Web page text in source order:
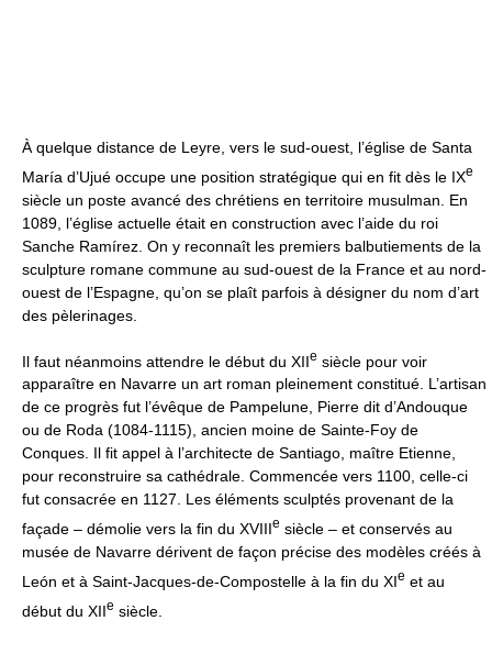
À quelque distance de Leyre, vers le sud-ouest, l’église de Santa
María d’Ujué occupe une position stratégique qui en fit dès le IXe
siècle un poste avancé des chrétiens en territoire musulman. En
1089, l’église actuelle était en construction avec l’aide du roi
Sanche Ramírez. On y reconnaît les premiers balbutiements de la
sculpture romane commune au sud-ouest de la France et au nord-
ouest de l’Espagne, qu’on se plaît parfois à désigner du nom d’art
des pèlerinages.
Il faut néanmoins attendre le début du XIIe siècle pour voir
apparaître en Navarre un art roman pleinement constitué. L’artisan
de ce progrès fut l’évêque de Pampelune, Pierre dit d’Andouque
ou de Roda (1084-1115), ancien moine de Sainte-Foy de
Conques. Il fit appel à l’architecte de Santiago, maître Etienne,
pour reconstruire sa cathédrale. Commencée vers 1100, celle-ci
fut consacrée en 1127. Les éléments sculptés provenant de la
façade – démolie vers la fin du XVIIIe siècle – et conservés au
musée de Navarre dérivent de façon précise des modèles créés à
León et à Saint-Jacques-de-Compostelle à la fin du XIe et au
début du XIIe siècle.